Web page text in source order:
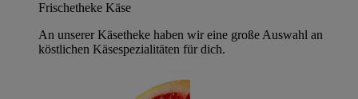
Frischetheke Käse
An unserer Käsetheke haben wir eine große Auswahl an
köstlichen Käsespezialitäten für dich.